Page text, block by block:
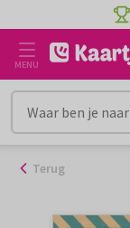
naar
inhoud
MENU
Terug